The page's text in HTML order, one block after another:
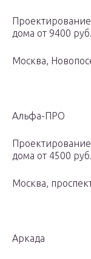
дома от 9400 руб.
Москва,
Альфа-ПРО
дома от 4500 руб.
Москва,
Аркада